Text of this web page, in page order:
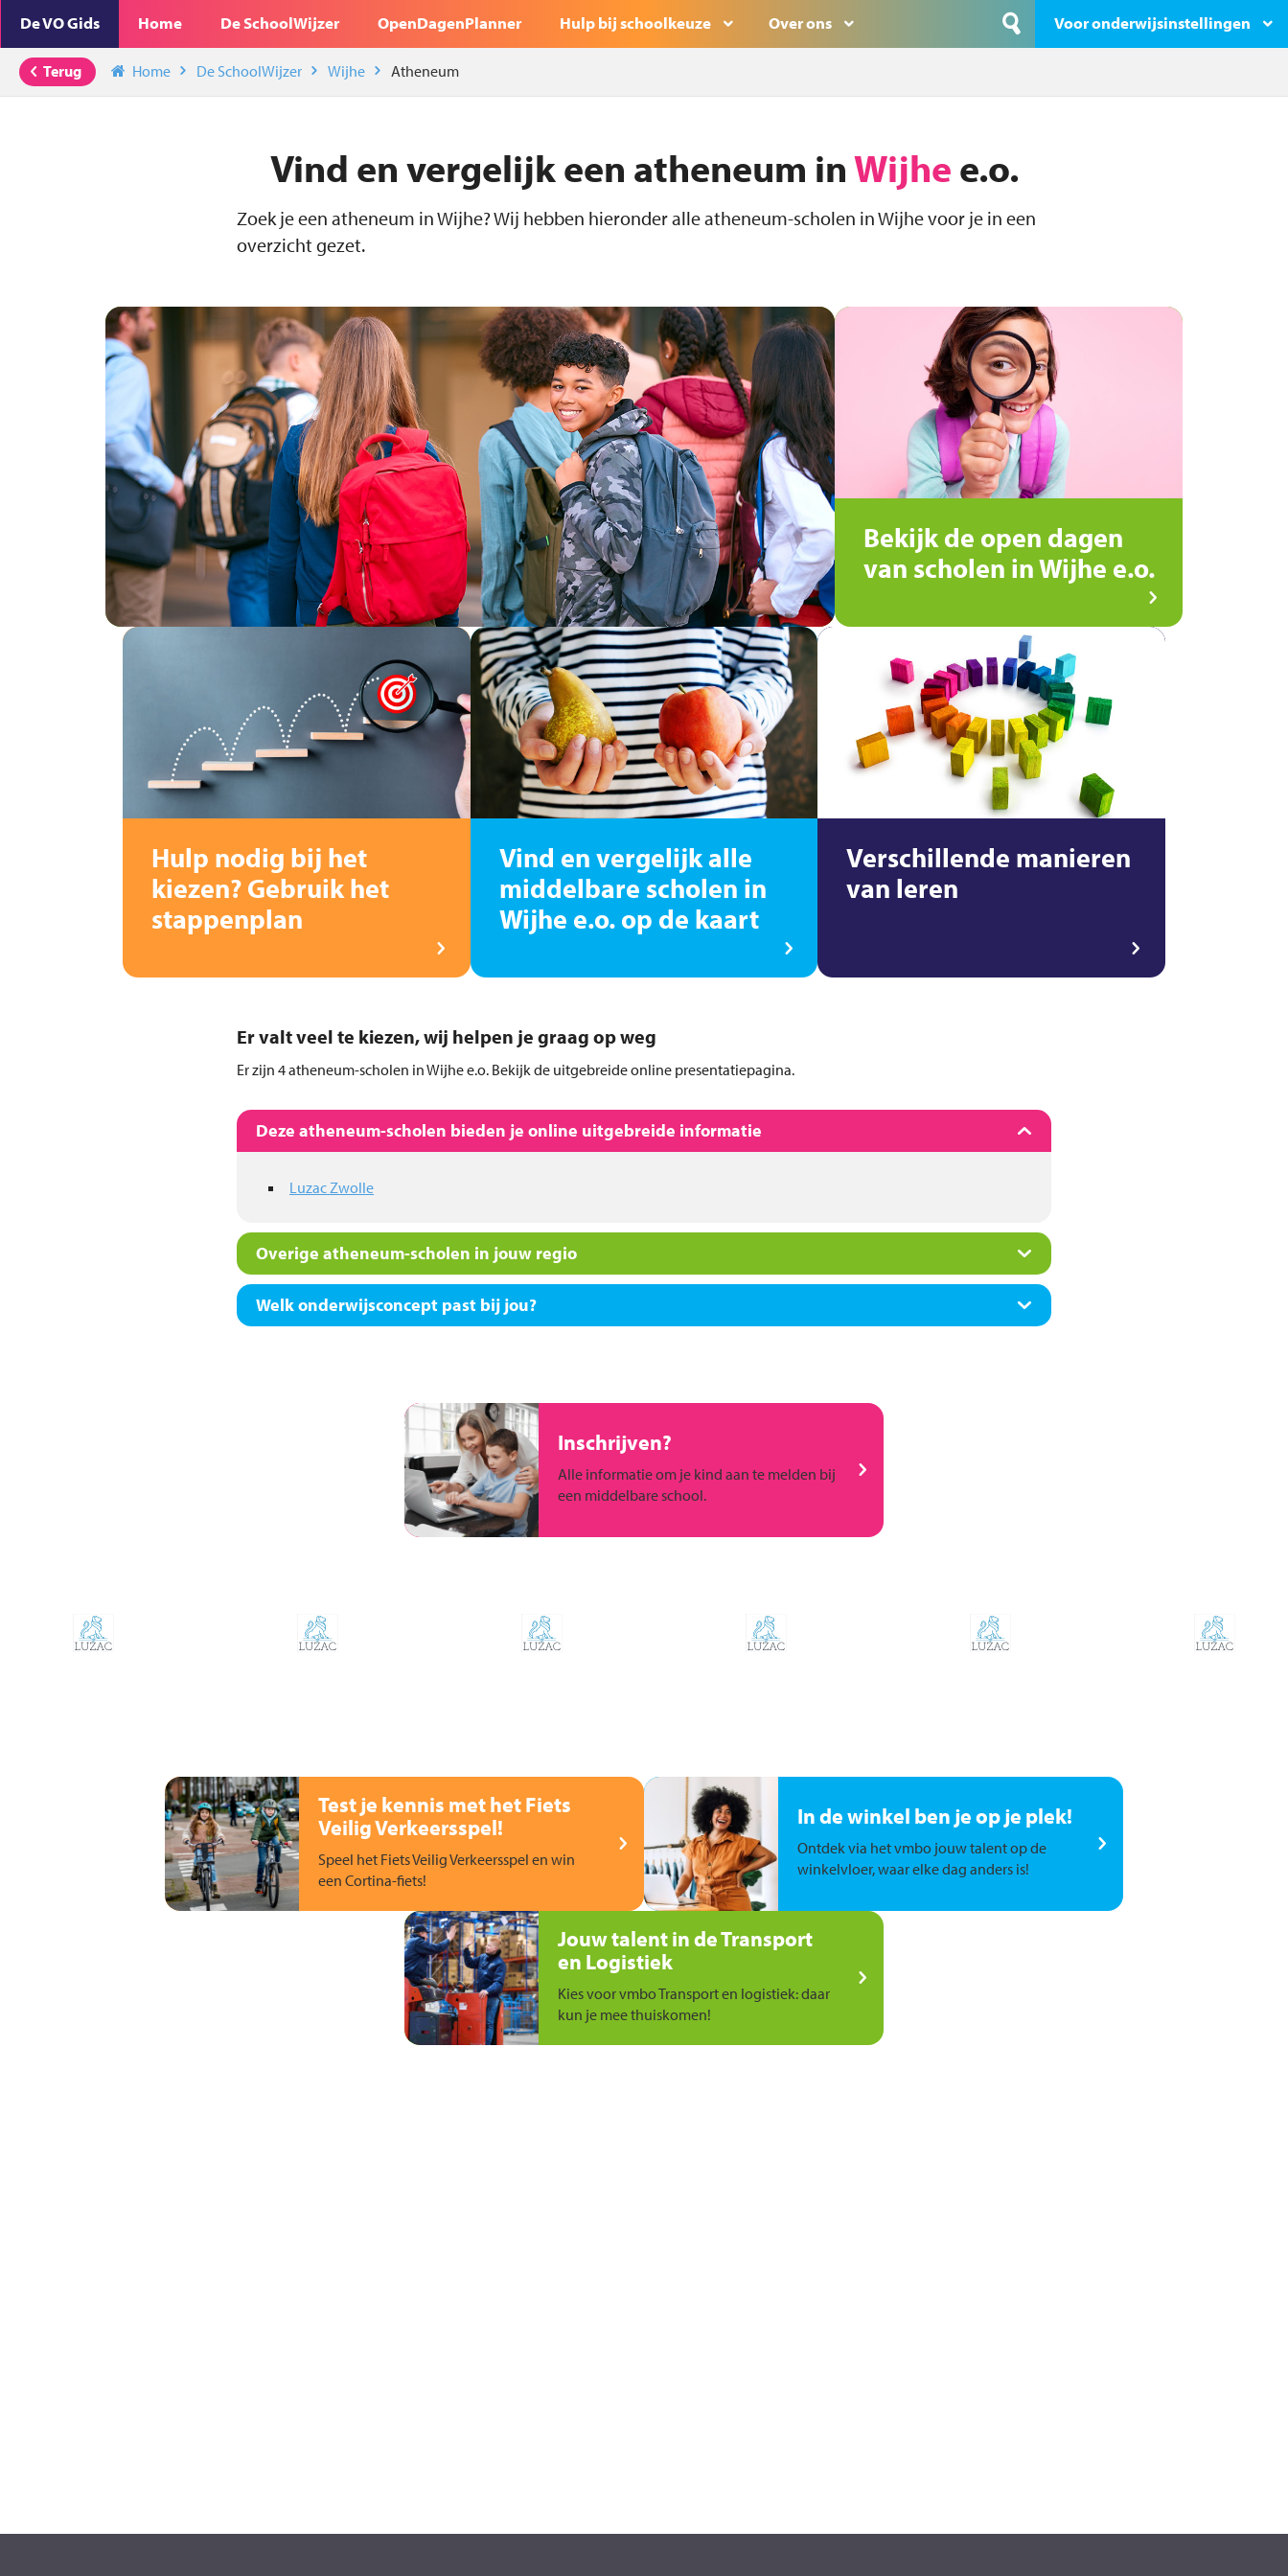
De VO Gids Home De SchoolWijzer OpenDagenPlanner Hulp bij schoolkeuze Over ons Voor onderwijsinstellingen
Terug Home De SchoolWijzer Wijhe Atheneum
Vind en vergelijk een atheneum inWijhee.o.
Zoek je een atheneum in Wijhe? Wij hebben hieronder alle atheneum-scholen in Wijhe voor je in een
overzicht gezet.
Bekijk de open dagen
van scholen in Wijhe e.o.
Hulp nodig bij het
kiezen? Gebruik het
stappenplan
Vind en vergelijk alle
middelbare scholen in
Wijhe e.o. op de kaart
Verschillende manieren
van leren
Er valt veel te kiezen, wij helpen je graag op weg
Er zijn 4 atheneum-scholen in Wijhe e.o. Bekijk de uitgebreide online presentatiepagina.
Deze atheneum-scholen bieden je online uitgebreide informatie
Luzac Zwolle
Overige atheneum-scholen in jouw regio
Welk onderwijsconcept past bij jou?
Inschrijven?
Alle informatie om je kind aan te melden bij
een middelbare school.
Test je kennis met het Fiets
Veilig Verkeersspel!
Speel het Fiets Veilig Verkeersspel en win
een Cortina-fiets!
In de winkel ben je op je plek!
Ontdek via het vmbo jouw talent op de
winkelvloer, waar elke dag anders is!
Jouw talent in de Transport
en Logistiek
Kies voor vmbo Transport en logistiek: daar
kun je mee thuiskomen!